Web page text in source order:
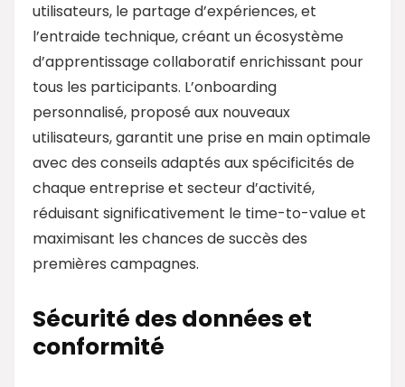
utilisateurs, le partage d’expériences, et
l’entraide technique, créant un écosystème
d’apprentissage collaboratif enrichissant pour
tous les participants. L’onboarding
personnalisé, proposé aux nouveaux
utilisateurs, garantit une prise en main optimale
avec des conseils adaptés aux spécificités de
chaque entreprise et secteur d’activité,
réduisant significativement le time-to-value et
maximisant les chances de succès des
premières campagnes.
Sécurité des données et
conformité